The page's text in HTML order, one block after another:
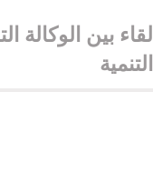
لقاء بين الوكالة
التنمية